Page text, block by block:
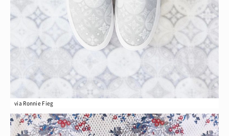
via Ronnie Fieg